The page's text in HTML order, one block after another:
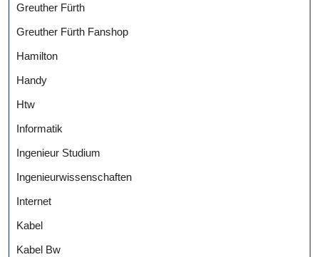
Greuther Fürth
Greuther Fürth Fanshop
Hamilton
Handy
Htw
Informatik
Ingenieur Studium
Ingenieurwissenschaften
Internet
Kabel
Kabel Bw